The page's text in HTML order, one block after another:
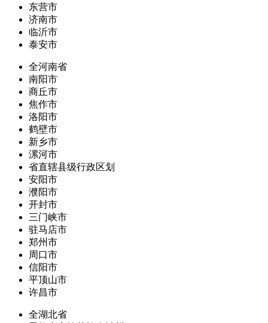
东营市
济南市
临沂市
泰安市
全河南省
南阳市
商丘市
焦作市
洛阳市
鹤壁市
新乡市
漯河市
省直辖县级行政区划
安阳市
濮阳市
开封市
三门峡市
驻马店市
郑州市
周口市
信阳市
平顶山市
许昌市
全湖北省